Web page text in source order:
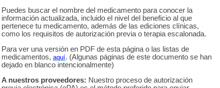
Puedes buscar el nombre del medicamento para conocer la
información actualizada, incluido el nivel del beneficio al que
pertenece tu medicamento, además de las ediciones clínicas,
como los requisitos de autorización previa o terapia escalonada.
Para ver una versión en PDF de esta página o las listas de
medicamentos, aquí. (Algunas páginas de este documento se han
dejado en blanco intencionalmente)
A nuestros proveedores: Nuestro proceso de autorización